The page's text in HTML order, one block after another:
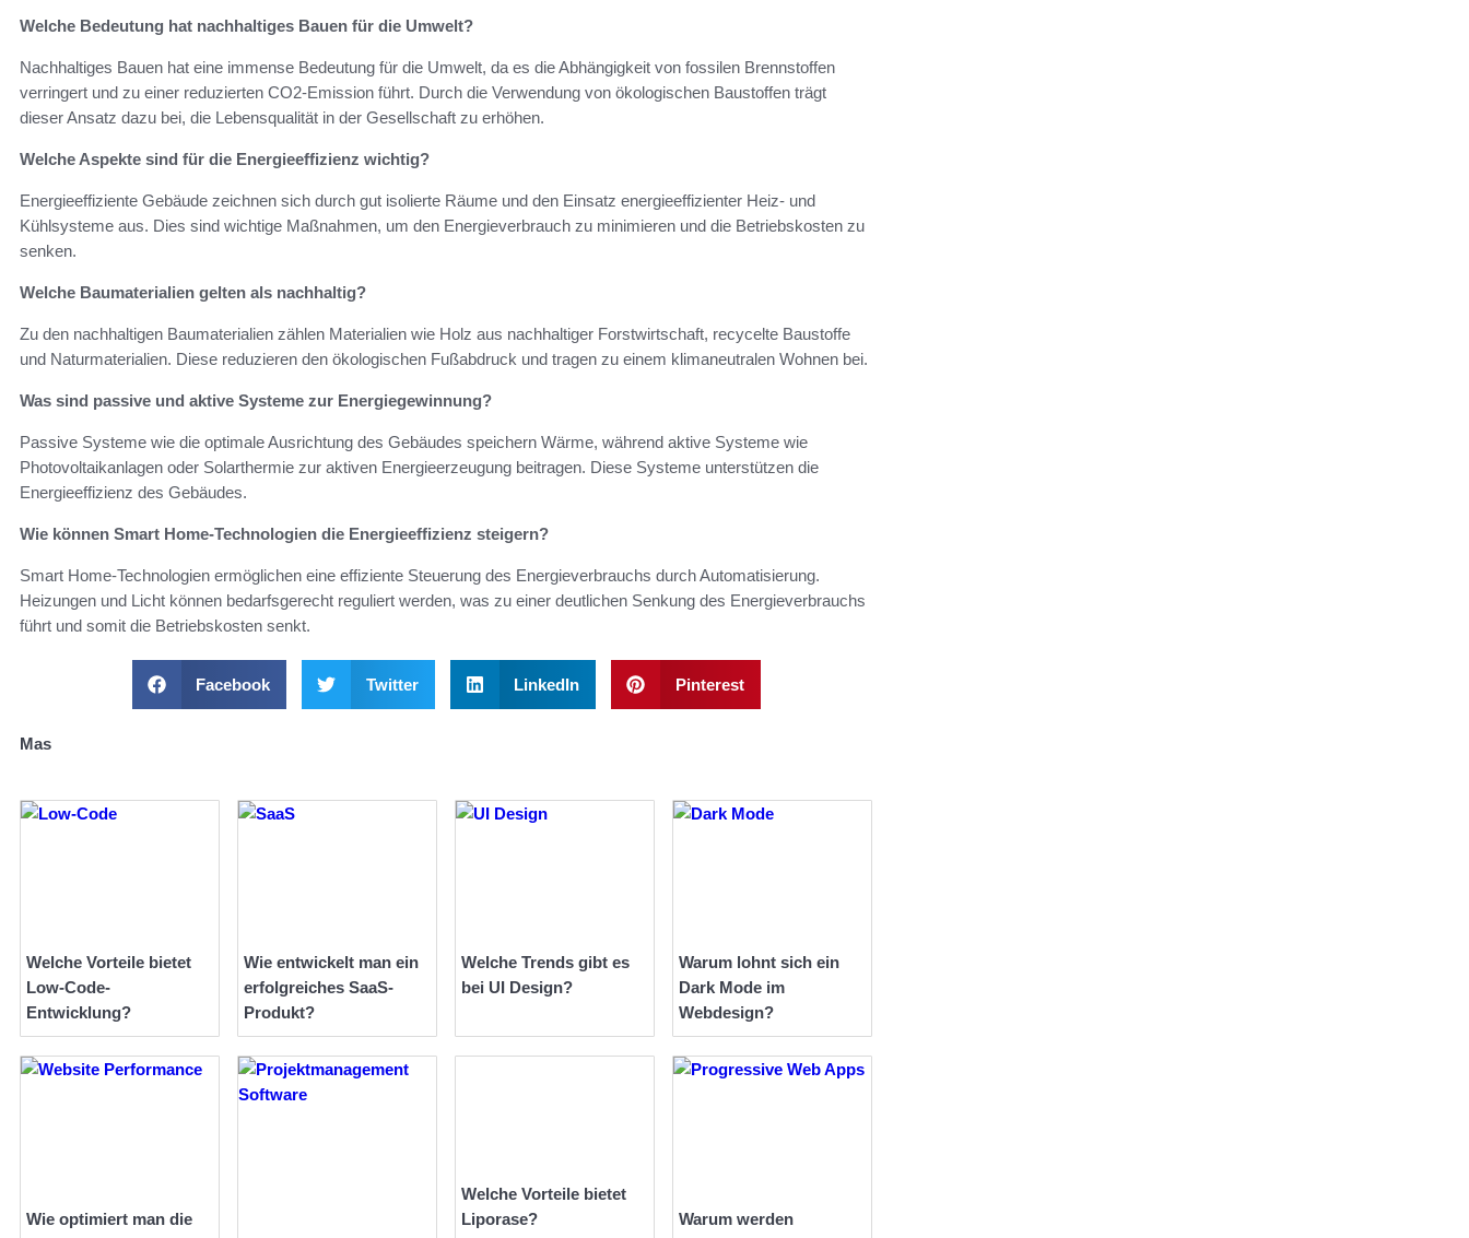
Welche Bedeutung hat nachhaltiges Bauen für die Umwelt?
Nachhaltiges Bauen hat eine immense Bedeutung für die Umwelt, da es die Abhängigkeit von fossilen Brennstoffen
verringert und zu einer reduzierten CO2-Emission führt. Durch die Verwendung von ökologischen Baustoffen trägt
dieser Ansatz dazu bei, die Lebensqualität in der Gesellschaft zu erhöhen.
Welche Aspekte sind für die Energieeffizienz wichtig?
Energieeffiziente Gebäude zeichnen sich durch gut isolierte Räume und den Einsatz energieeffizienter Heiz- und
Kühlsysteme aus. Dies sind wichtige Maßnahmen, um den Energieverbrauch zu minimieren und die Betriebskosten zu
senken.
Welche Baumaterialien gelten als nachhaltig?
Zu den nachhaltigen Baumaterialien zählen Materialien wie Holz aus nachhaltiger Forstwirtschaft, recycelte Baustoffe
und Naturmaterialien. Diese reduzieren den ökologischen Fußabdruck und tragen zu einem klimaneutralen Wohnen bei.
Was sind passive und aktive Systeme zur Energiegewinnung?
Passive Systeme wie die optimale Ausrichtung des Gebäudes speichern Wärme, während aktive Systeme wie
Photovoltaikanlagen oder Solarthermie zur aktiven Energieerzeugung beitragen. Diese Systeme unterstützen die
Energieeffizienz des Gebäudes.
Wie können Smart Home-Technologien die Energieeffizienz steigern?
Smart Home-Technologien ermöglichen eine effiziente Steuerung des Energieverbrauchs durch Automatisierung.
Heizungen und Licht können bedarfsgerecht reguliert werden, was zu einer deutlichen Senkung des Energieverbrauchs
führt und somit die Betriebskosten senkt.
Facebook Twitter LinkedIn Pinterest
Mas
Welche Vorteile bietet
Low-Code-
Entwicklung?
Wie entwickelt man ein
erfolgreiches SaaS-
Produkt?
Welche Trends gibt es
bei UI Design?
Warum lohnt sich ein
Dark Mode im
Webdesign?
Wie optimiert man die
Welche Vorteile bietet
Liporase?
Warum werden